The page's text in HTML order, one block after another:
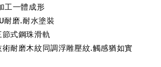
工一體成形
耐磨.耐水塗裝
式鋼珠滑軌
耐磨木紋同調浮雕壓紋.觸感猶如實